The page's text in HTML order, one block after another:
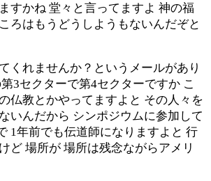
すかね 堂々と言ってますよ 神の福
ろはもうどうしようもないんだぞと
くれませんか？というメールがあり
3セクターで第4セクターですか こ
仏教とかやってますよと その人々を
いんだから シンポジウムに参加して
1年前でも伝道師になりますよと 行
ど 場所が 場所は残念ながらアメリ